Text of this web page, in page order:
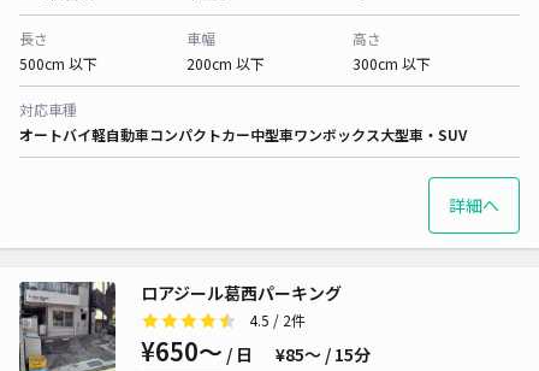
長さ
500cm 以下
車幅
200cm 以下
高さ
300cm 以下
対応車種
オートバイ軽自動車コンパクトカー中型車ワンボックス大型車・SUV
詳細へ
ロアジール葛西パーキング
4.5 / 2件
¥650〜 / 日 ¥85〜 / 15分